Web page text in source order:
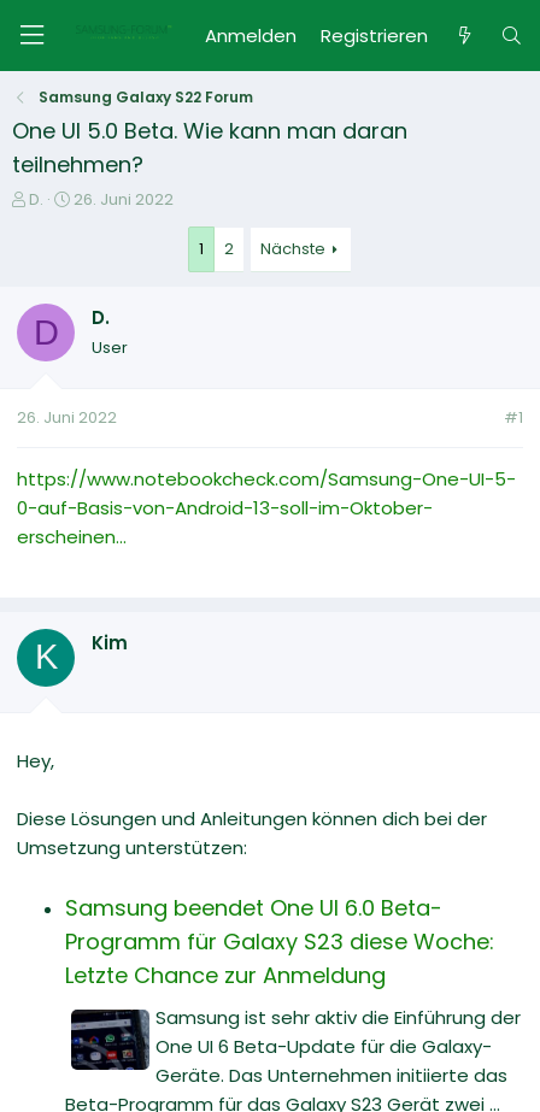
Anmelden Registrieren
Samsung Galaxy S22 Forum
One UI 5.0 Beta. Wie kann man daran
teilnehmen?
E
e
D.
E
l
l
m
26. Juni 2022
1 2 Nächste
D D.
User
26. Juni 2022 #1
https://www.notebookcheck.com/Samsung-One-UI-5-
0-auf-Basis-von-Android-13-soll-im-Oktober-
erscheinen...
K Kim
Hey,
Diese Lösungen und Anleitungen können dich bei der
Umsetzung unterstützen:
Samsung beendet One UI 6.0 Beta-
Programm für Galaxy S23 diese Woche:
Letzte Chance zur Anmeldung
Samsung ist sehr aktiv die Einführung der
One UI 6 Beta-Update für die Galaxy-
Geräte. Das Unternehmen initiierte das
Beta-Programm für das Galaxy S23 Gerät zwei ...